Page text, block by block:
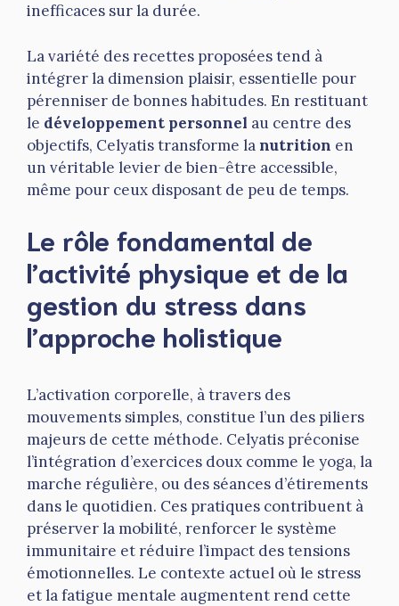
inefficaces sur la durée.
La variété des recettes proposées tend à
intégrer la dimension plaisir, essentielle pour
pérenniser de bonnes habitudes. En restituant
le développement personnel au centre des
objectifs, Celyatis transforme lanutrition en
un véritable levier de bien-être accessible,
même pour ceux disposant de peu de temps.
Le rôle fondamental de
l’activité physique et de la
gestion du stress dans
l’approche holistique
L’activation corporelle, à travers des
mouvements simples, constitue l’un des piliers
majeurs de cette méthode. Celyatis préconise
l’intégration d’exercices doux comme le yoga, la
marche régulière, ou des séances d’étirements
dans le quotidien. Ces pratiques contribuent à
préserver la mobilité, renforcer le système
immunitaire et réduire l’impact des tensions
émotionnelles. Le contexte actuel où le stress
et la fatigue mentale augmentent rend cette